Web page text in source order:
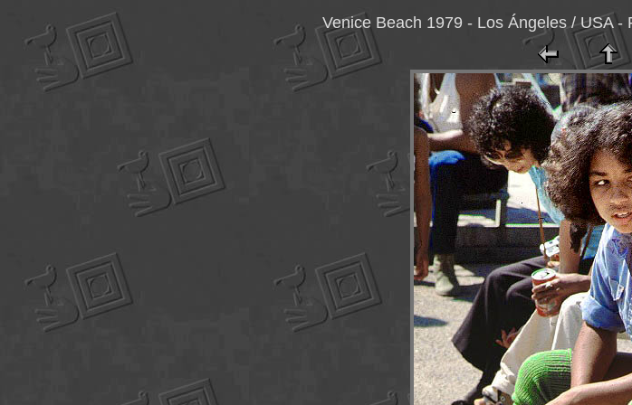
Venice Beach 1979 - Los Ángeles / USA